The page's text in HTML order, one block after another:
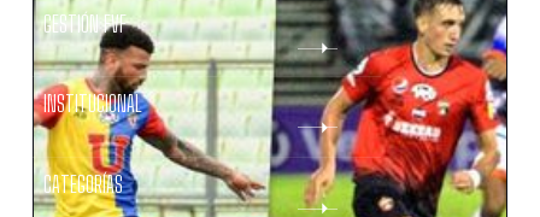
GESTIÓN FVF
INSTITUCIONAL
CATEGORÍAS